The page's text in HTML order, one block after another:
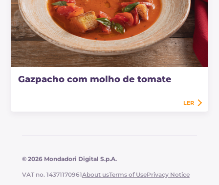
Gazpacho com molho de tomate
LER
© 2026 Mondadori Digital S.p.A.
VAT no. 14371170961About usTerms of UsePrivacy Notice